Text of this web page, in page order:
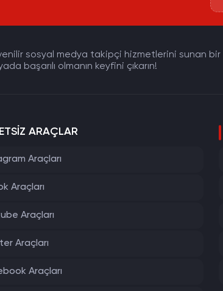
sosyal medya takipçi hizmetlerini sunan bir
başarılı olmanın keyfini çıkarın!
ARAÇLAR
Araçları
Araçları
Araçları
Araçları
Araçları